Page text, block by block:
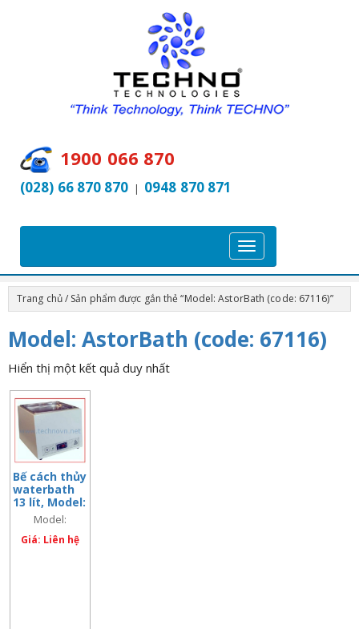
1900 066 870
(028) 66 870 870 | 0948 870 871
T
o
g
g
e
Trang chủ/ Sản phẩm được gắn thẻ “Model: AstorBath (code: 67116)”
Model: AstorBath (code: 67116)
Hiển thị một kết quả duy nhất
Bế cách thủy
waterbath
13 lít, Model:
AstorBath
(code:
67116)
Model:
AstorBath
Giá: Liên hệ